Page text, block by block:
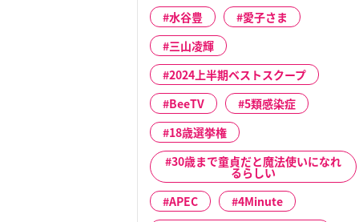
水谷豊
愛子さま
三山凌輝
2024上半期ベストスクープ
BeeTV
5類感染症
18歳選挙権
30歳まで童貞だと魔法使いになれ
るらしい
APEC
4Minute